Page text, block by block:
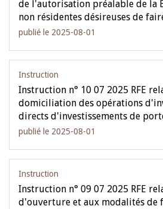
de l'autorisation préalable de la
non résidentes désireuses de
publié le 2025-08-01
Instruction
Instruction n° 10 07 2025 RFE
domiciliation des opérations
directs d'investissements de
publié le 2025-08-01
Instruction
Instruction n° 09 07 2025 RFE
d'ouverture et aux modalités de